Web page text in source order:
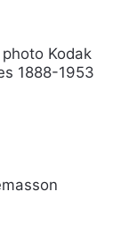
Kodak
1888-1953